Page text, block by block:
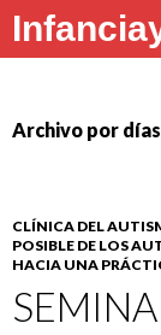
Buscar
Archivo por
CLÍNICA DEL
POSIBLE DE LOS
HACIA UNA